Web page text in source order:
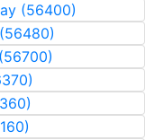
(56400)